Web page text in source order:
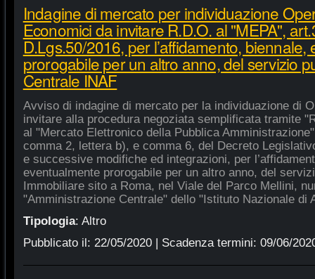
Indagine di mercato per individuazione
Economici da invitare R.D.O. al "MEPA",
D.Lgs.50/2016, per l’affidamento, biennale,
prorogabile per un altro anno, del servizio
Centrale INAF
Avviso di indagine di mercato per la individuazione di
invitare alla procedura negoziata semplificata tramite
al "Mercato Elettronico della Pubblica
comma 2, lettera b), e comma 6, del Decreto
e successive modifiche ed integrazioni, per
eventualmente prorogabile per un altro anno, del
Immobiliare sito a Roma, nel Viale del Parco Mellini,
"Amministrazione Centrale" dello "Istituto Nazionale di
Tipologia: Altro
Pubblicato il: 22/05/2020| Scadenza termini: 09/06/